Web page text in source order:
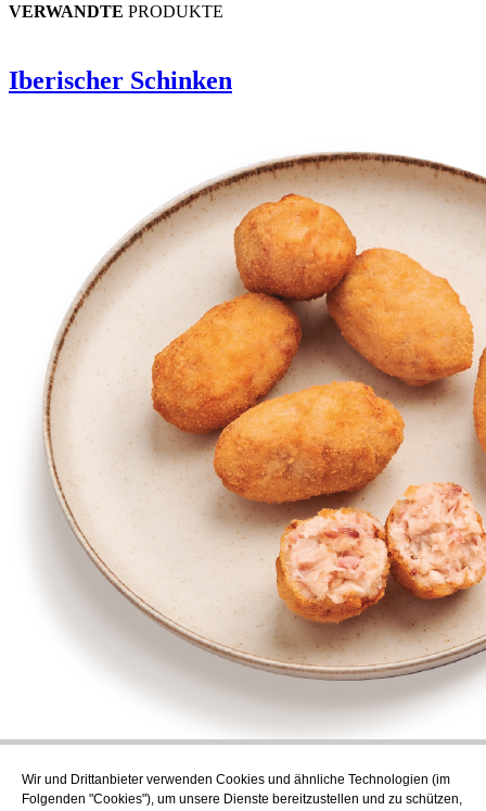
Wir und Drittanbieter verwenden Cookies und ähnliche Technologien (im
Folgenden "Cookies"), um unsere Dienste bereitzustellen und zu schützen,
VERWANDTE PRODUKTE
Iberischer Schinken
Abonnieren
Endecken Sie das kulinarische Angebot von AudensFood.